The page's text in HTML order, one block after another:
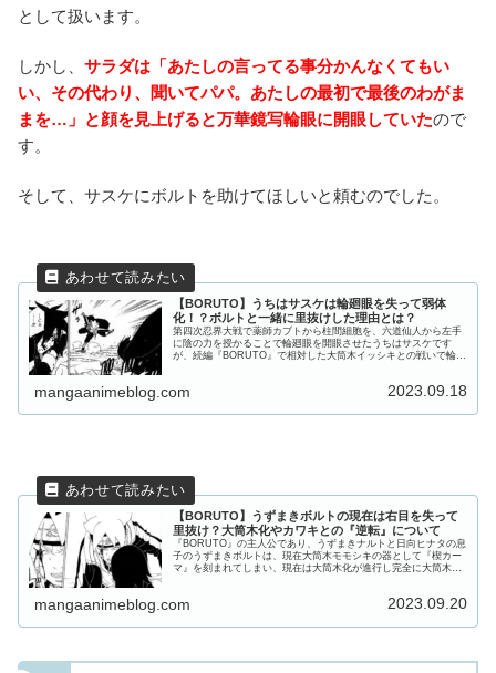
として扱います。
しかし、 サラダは「あたしの言ってる事分かんなくてもい
い、その代わり、聞いてパパ。あたしの最初で最後のわがま
まを…」と顔を見上げると万華鏡写輪眼に開眼していたので
す。
そして、サスケにボルトを助けてほしいと頼むのでした。
【BORUTO】うちはサスケは輪廻眼を失って弱体
化！？ボルトと一緒に里抜けした理由とは？
第四次忍界大戦で薬師カブトから柱間細胞を、六道仙人から左手
に陰の力を授かることで輪廻眼を開眼させたうちはサスケです
が、続編『BORUTO』で相対した大筒木イッシキとの戦いで輪廻
mangaanimeblog.com 2023.09.18
【BORUTO】うずまきボルトの現在は右目を失って
里抜け？大筒木化やカワキとの『逆転』について
『BORUTO』の主人公であり、うずまきナルトと日向ヒナタの息
子のうずまきボルトは、現在大筒木モモシキの器として『楔カー
マ』を刻まれてしまい、現在は大筒木化が進行し完全に大筒木の
mangaanimeblog.com 2023.09.20